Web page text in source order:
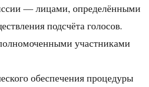
— лицами, определёнными
подсчёта голосов.
участниками
обеспечения процедуры